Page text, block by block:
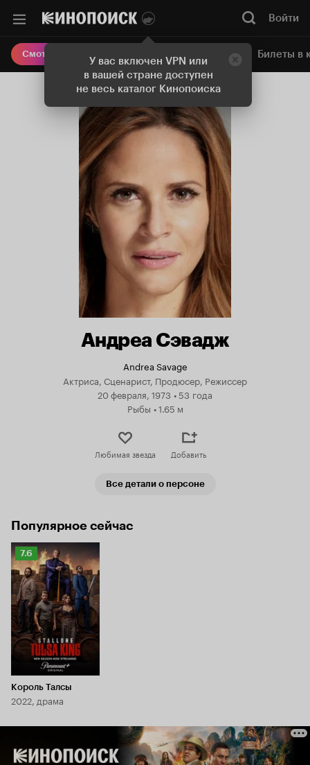
У вас включен VPN или
в вашей стране доступен
не весь каталог Кинопоиска
Войти
Смотреть кино Онлайн-кинотеатр Билеты в
Андреа Сэвадж
Andrea Savage
Актриса, Сценарист, Продюсер, Режиссер
20 февраля, 1973 •53 года
Рыбы •1.65 м
Любимая звезда Добавить
Все детали о персоне
Популярное сейчас
Рейтинг
Кинопоиска
7.6
7.6
Король Талсы
2022, драма